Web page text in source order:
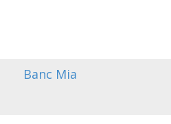
Banc Mia